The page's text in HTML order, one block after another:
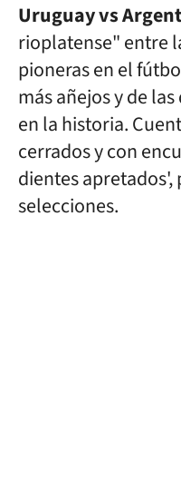
Uruguay vs
rioplatense" entre
pioneras en el
más añejos y de
en la historia.
cerrados y con
dientes apretados',
selecciones.